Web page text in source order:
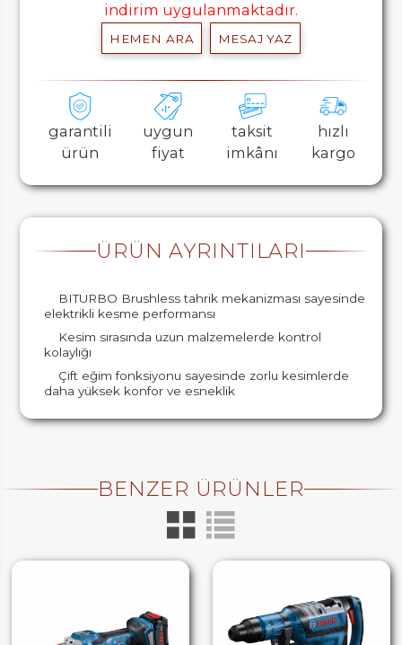
indirim uygulanmaktadır.
HEMEN ARA MESAJ YAZ
garantili
ürün
uygun
fiyat
taksit
imkânı
hızlı
kargo
ÜRÜN AYRINTILARI
BITURBO Brushless tahrik mekanizması sayesinde
elektrikli kesme performansı
Kesim sırasında uzun malzemelerde kontrol
kolaylığı
Çift eğim fonksiyonu sayesinde zorlu kesimlerde
daha yüksek konfor ve esneklik
BENZER ÜRÜNLER